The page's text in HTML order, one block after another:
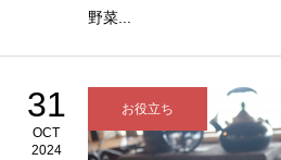
野菜...
31
OCT
2024
お役立ち